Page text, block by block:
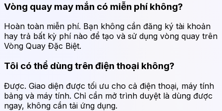
Vòng quay may mắn có miễn phí không?
Hoàn toàn miễn phí. Bạn không cần đăng ký tài khoản
hay trả bất kỳ phí nào để tạo và sử dụng vòng quay trên
Vòng Quay Đặc Biệt.
Tôi có thể dùng trên điện thoại không?
Được. Giao diện được tối ưu cho cả điện thoại, máy tính
bảng và máy tính. Chỉ cần mở trình duyệt là dùng được
ngay, không cần tải ứng dụng.